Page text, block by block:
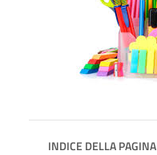
INDICE DELLA PAGINA